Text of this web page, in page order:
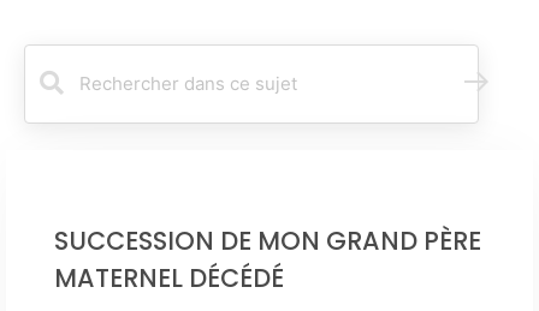
R
SUCCESSION DE MON GRAND PÈRE
MATERNEL DÉCÉDÉ